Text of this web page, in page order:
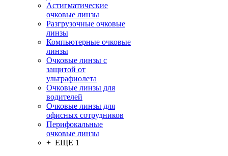
Астигматические
очковые линзы
Разгрузочные очковые
линзы
Компьютерные очковые
линзы
Очковые линзы с
защитой от
ультрафиолета
Очковые линзы для
водителей
Очковые линзы для
офисных сотрудников
Перифокальные
очковые линзы
+ ЕЩЕ 1